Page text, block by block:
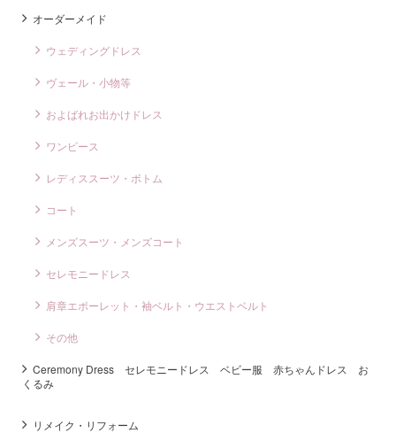
オーダーメイド
ウェディングドレス
ヴェール・小物等
およばれお出かけドレス
ワンピース
レディススーツ・ボトム
コート
メンズスーツ・メンズコート
セレモニードレス
肩章エポーレット・袖ベルト・ウエストベルト
その他
Ceremony Dress セレモニードレス ベビー服 赤ちゃんドレス お
くるみ
リメイク・リフォーム